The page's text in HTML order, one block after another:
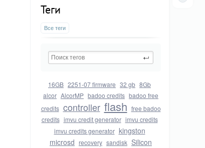
Теги
Все теги
16GB 2251-07 firmware 32 gb 8Gb
alcor AlcorMP badoo credits badoo free
credits controller flash free badoo
credits imvu credit generator imvu credits
imvu credits generator kingston
microsd recovery sandisk Silicon